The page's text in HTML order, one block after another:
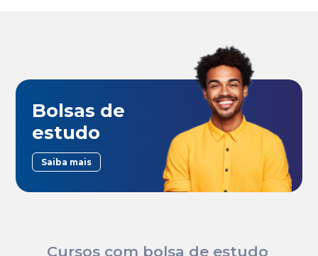
Bolsas de
estudo
Saiba mais
Cursos com bolsa de estudo